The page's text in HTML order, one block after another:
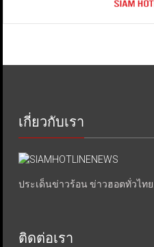
เกี่ยวกับเรา
ประเด็นข่าวร้อน ข่าวฮอตทั่วไทย.
ติดต่อเรา